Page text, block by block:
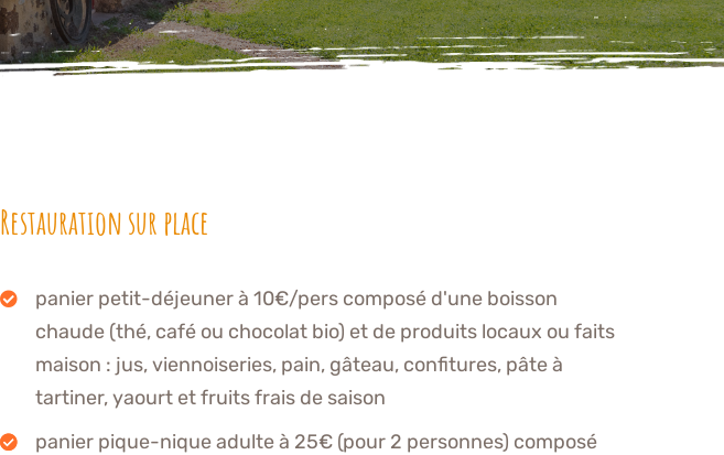
Restauration sur place
panier petit-déjeuner à 10€/pers composé d'une boisson
chaude (thé, café ou chocolat bio) et de produits locaux ou faits
maison : jus, viennoiseries, pain, gâteau, confitures, pâte à
tartiner, yaourt et fruits frais de saison
panier pique-nique adulte à 25€ (pour 2 personnes) composé